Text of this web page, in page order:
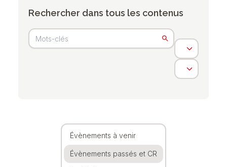
Rechercher dans tous les contenus
Évènements à venir
Évènements passés et CR